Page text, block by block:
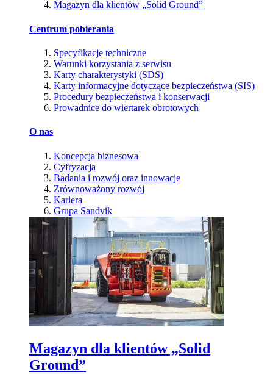
Magazyn dla klientów „Solid Ground”
Centrum pobierania
Specyfikacje techniczne
Warunki korzystania z serwisu
Karty charakterystyki (SDS)
Karty informacyjne dotyczące bezpieczeństwa (SIS)
Procedury bezpieczeństwa i konserwacji
Prowadnice do wiertarek obrotowych
O nas
Koncepcja biznesowa
Cyfryzacja
Badania i rozwój oraz innowacje
Zrównoważony rozwój
Kariera
Grupa Sandvik
Magazyn dla klientów „Solid
Ground”